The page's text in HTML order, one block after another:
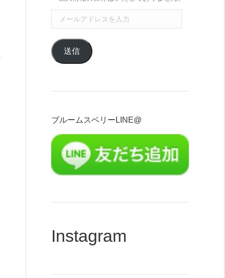
ー
ル
ア
ス
入
送信
ブルームスベリーLINE@
Instagram